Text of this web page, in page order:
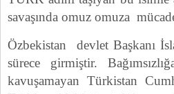
savaşında omuz omuza
Özbekistan devlet Başkanı
sürece girmiştir.
kavuşamayan Türkistan